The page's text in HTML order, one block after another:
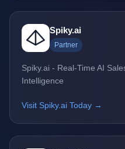
Spiky.ai
Partner
Spiky.ai - Real-Time AI
Intelligence
Visit Spiky.ai Today →